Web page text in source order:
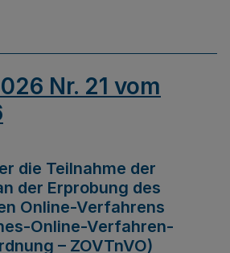
Nr. 21 vom
die Teilnahme der
der Erprobung des
Online-Verfahrens
Online-Verfahren-
– ZOVTnVO)